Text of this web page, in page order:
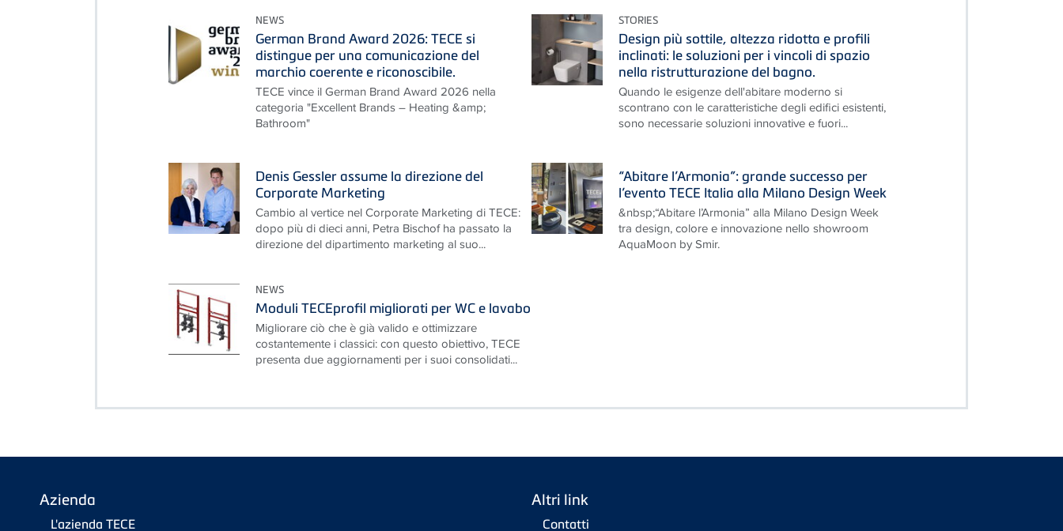
NEWS
German Brand Award 2026: TECE si
distingue per una comunicazione del
marchio coerente e riconoscibile.
TECE vince il German Brand Award 2026 nella
categoria "Excellent Brands – Heating &amp;
Bathroom"
STORIES
Design più sottile, altezza ridotta e profili
inclinati: le soluzioni per i vincoli di spazio
nella ristrutturazione del bagno.
Quando le esigenze dell'abitare moderno si
scontrano con le caratteristiche degli edifici esistenti,
sono necessarie soluzioni innovative e fuori...
Denis Gessler assume la direzione del
Corporate Marketing
Cambio al vertice nel Corporate Marketing di TECE:
dopo più di dieci anni, Petra Bischof ha passato la
direzione del dipartimento marketing al suo...
“Abitare l’Armonia”: grande successo per
l’evento TECE Italia alla Milano Design Week
&nbsp;“Abitare l’Armonia” alla Milano Design Week
tra design, colore e innovazione nello showroom
AquaMoon by Smir.
NEWS
Moduli TECEprofil migliorati per WC e lavabo
Migliorare ciò che è già valido e ottimizzare
costantemente i classici: con questo obiettivo, TECE
presenta due aggiornamenti per i suoi consolidati...
Azienda
L'azienda TECE
Altri link
Contatti